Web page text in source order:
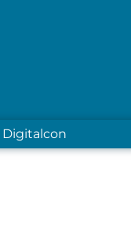
Digitalcon